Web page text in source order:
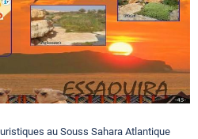
au Souss Sahara Atlantique